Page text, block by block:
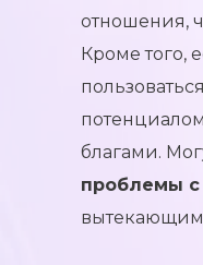
отношения,
Кроме того,
благами.
проблемы с